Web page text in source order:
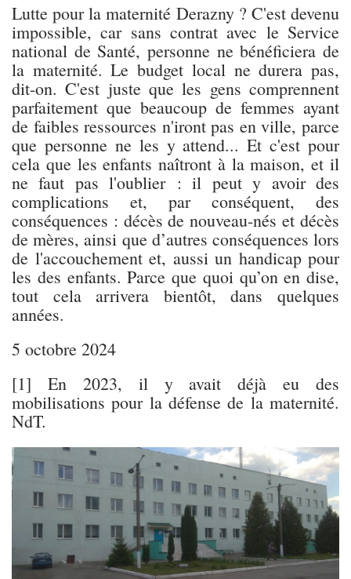
Lutte pour la maternité Derazny ? C'est devenu
impossible, car sans contrat avec le Service
national de Santé, personne ne bénéficiera de
la maternité. Le budget local ne durera pas,
dit-on. C'est juste que les gens comprennent
parfaitement que beaucoup de femmes ayant
de faibles ressources n'iront pas en ville, parce
que personne ne les y attend... Et c'est pour
cela que les enfants naîtront à la maison, et il
ne faut pas l'oublier : il peut y avoir des
complications et, par conséquent, des
conséquences : décès de nouveau-nés et décès
de mères, ainsi que d’autres conséquences lors
de l'accouchement et, aussi un handicap pour
les des enfants. Parce que quoi qu’on en dise,
tout cela arrivera bientôt, dans quelques
années.
5 octobre 2024
[1] En 2023, il y avait déjà eu des
mobilisations pour la défense de la maternité.
NdT.